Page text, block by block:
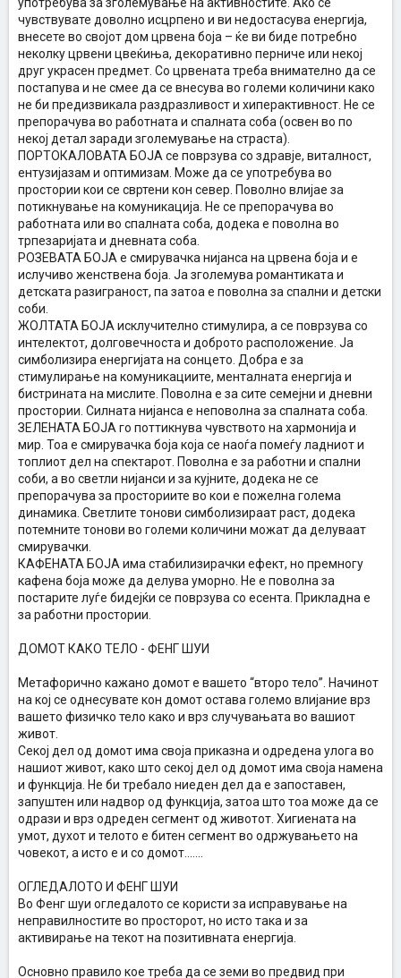
чувствувате доволно исцрпено и ви недостасува енергија,
внесете во својот дом црвена боја – ќе ви биде потребно
неколку црвени цвеќиња, декоративно перниче или некој
друг украсен предмет. Со црвената треба внимателно да се
постапува и не смее да се внесува во големи количини како
не би предизвикала раздразливост и хиперактивност. Не се
препорачува во работната и спалната соба (освен во по
некој детал заради зголемување на страста).
ПОРТОКАЛОВАТА БОЈА се поврзува со здравје, виталност,
ентузијазам и оптимизам. Може да се употребува во
простории кои се свртени кон север. Поволно влијае за
потикнување на комуникација. Не се препорачува во
работната или во спалната соба, додека е поволна во
трпезаријата и дневната соба.
РОЗЕВАТА БОЈА е смирувачка нијанса на црвена боја и е
ислучиво женствена боја. Ја зголемува романтиката и
детската разиграност, па затоа е поволна за спални и детски
соби.
ЖОЛТАТА БОЈА исклучително стимулира, а се поврзува со
интелектот, долговечноста и доброто расположение. Ја
симболизира енергијата на сонцето. Добра е за
стимулирање на комуникациите, менталната енергија и
бистрината на мислите. Поволна е за сите семејни и дневни
простории. Силната нијанса е неповолна за спалната соба.
ЗЕЛЕНАТА БОЈА го поттикнува чувството на хармонија и
мир. Тоа е смирувачка боја која се наоѓа помеѓу ладниот и
топлиот дел на спектарот. Поволна е за работни и спални
соби, а во светли нијанси и за кујните, додека не се
препорачува за просториите во кои е пожелна голема
динамика. Светлите тонови симболизираат раст, додека
потемните тонови во големи количини можат да делуваат
смирувачки.
КАФЕНАТА БОЈА има стабилизирачки ефект, но премногу
кафена боја може да делува уморно. Не е поволна за
постарите луѓе бидејќи се поврзува со есента. Прикладна е
за работни простории.
ДОМОТ КАКО ТЕЛО - ФЕНГ ШУИ
Метафорично кажано домот е вашето “второ тело”. Начинот
на кој се однесувате кон домот остава големо влијание врз
вашето физичко тело како и врз случувањата во вашиот
живот.
Секој дел од домот има своја приказна и одредена улога во
нашиот живот, како што секој дел од домот има своја намена
и функција. Не би требало ниеден дел да е запоставен,
запуштен или надвор од функција, затоа што тоа може да се
одрази и врз одреден сегмент од животот. Хигиената на
умот, духот и телото е битен сегмент во одржувањето на
човекот, а исто е и со домот.......
ОГЛЕДАЛОТО И ФЕНГ ШУИ
Во Фенг шуи огледалото се користи за исправување на
неправилностите во просторот, но исто така и за
активирање на текот на позитивната енергија.
Основно правило кое треба да се земи во предвид при